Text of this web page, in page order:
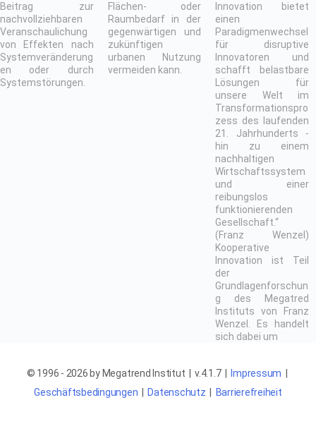
Beitrag zur
nachvollziehbaren
Veranschaulichung
von Effekten nach
Systemveränderung
en oder durch
Systemstörungen.
Flächen- oder
Raumbedarf in der
gegenwärtigen und
zukünftigen
urbanen Nutzung
vermeiden kann.
Innovation bietet
einen
Paradigmenwechsel
für disruptive
Innovatoren und
schafft belastbare
Lösungen für
unsere Welt im
Transformationspro
zess des laufenden
21. Jahrhunderts -
hin zu einem
nachhaltigen
Wirtschaftssystem
und einer
reibungslos
funktionierenden
Gesellschaft.“
(Franz Wenzel)
Kooperative
Innovation ist Teil
der
Grundlagenforschun
g des Megatred
Instituts von Franz
Wenzel. Es handelt
sich dabei um
© 1996 - 2026 by Megatrend Institut | v.4.1.7 | Impressum
Geschäftsbedingungen
Datenschutz Barrierefreiheit